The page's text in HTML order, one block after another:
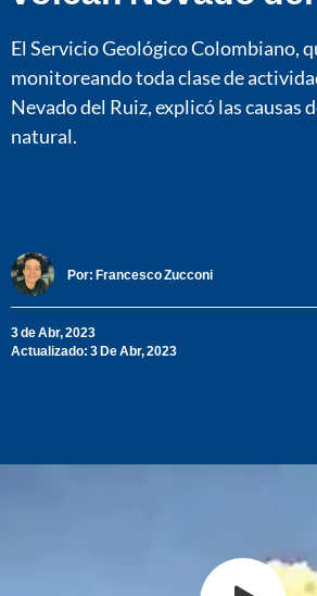
El Servicio Geológico Colombiano,
monitoreando toda clase de
Nevado del Ruiz, explicó las causas
natural.
Por: Francesco Zucconi
3 de Abr, 2023
Actualizado: 3 De Abr, 2023